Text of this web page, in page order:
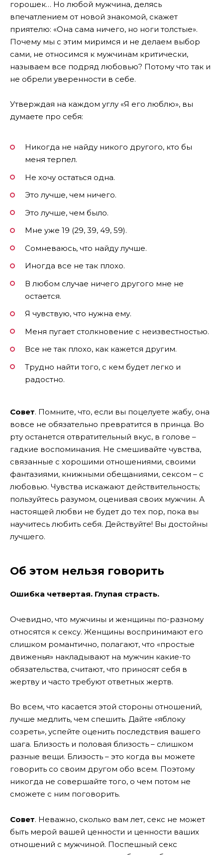
горошек… Но любой мужчина, делясь
впечатлением от новой знакомой, скажет
приятелю: «Она сама ничего, но ноги толстые».
Почему мы с этим миримся и не делаем выбор
сами, не относимся к мужчинам критически,
называем все подряд любовью? Потому что так и
не обрели уверенности в себе.
Утверждая на каждом углу «Я его люблю», вы
думаете про себя:
Никогда не найду никого другого, кто бы
меня терпел.
Не хочу остаться одна.
Это лучше, чем ничего.
Это лучше, чем было.
Мне уже 19 (29, 39, 49, 59).
Сомневаюсь, что найду лучше.
Иногда все не так плохо.
В любом случае ничего другого мне не
остается.
Я чувствую, что нужна ему.
Меня пугает столкновение с неизвестностью.
Все не так плохо, как кажется другим.
Трудно найти того, с кем будет легко и
радостно.
Совет. Помните, что, если вы поцелуете жабу, она
вовсе не обязательно превратится в принца. Во
рту останется отвратительный вкус, в голове –
гадкие воспоминания. Не смешивайте чувства,
связанные с хорошими отношениями, своими
фантазиями, книжными обещаниями, сексом – с
любовью. Чувства искажают действительность;
пользуйтесь разумом, оценивая своих мужчин. А
настоящей любви не будет до тех пор, пока вы
научитесь любить себя. Действуйте! Вы достойны
лучшего.
Об этом нельзя говорить
Ошибка четвертая. Глупая страсть.
Очевидно, что мужчины и женщины по-разному
относятся к сексу. Женщины воспринимают его
слишком романтично, полагают, что «простые
движенья» накладывают на мужчин какие-то
обязательства, считают, что приносят себя в
жертву и часто требуют ответных жертв.
Во всем, что касается этой стороны отношений,
лучше медлить, чем спешить. Дайте «яблоку
созреть», успейте оценить последствия вашего
шага. Близость и половая близость – слишком
разные вещи. Близость – это когда вы можете
говорить со своим другом обо всем. Поэтому
никогда не совершайте того, о чем потом не
сможете с ним поговорить.
Совет. Неважно, сколько вам лет, секс не может
быть мерой вашей ценности и ценности ваших
отношений с мужчиной. Поспешный секс